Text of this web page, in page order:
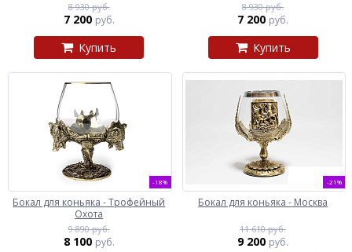
8 930 руб.
7 200 руб.
Купить
8 930 руб.
7 200 руб.
Купить
-18%
Бокал для коньяка - Трофейный
Охота
9 890 руб.
8 100 руб.
-21%
Бокал для коньяка - Москва
11 610 руб.
9 200 руб.